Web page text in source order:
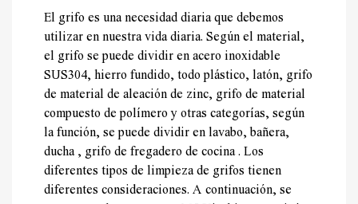
El grifo es una necesidad diaria que debemos
utilizar en nuestra vida diaria. Según el material,
el grifo se puede dividir en acero inoxidable
SUS304, hierro fundido, todo plástico, latón, grifo
de material de aleación de zinc, grifo de material
compuesto de polímero y otras categorías, según
la función, se puede dividir en lavabo, bañera,
ducha , grifo de fregadero de cocina . Los
diferentes tipos de limpieza de grifos tienen
diferentes consideraciones. A continuación, se